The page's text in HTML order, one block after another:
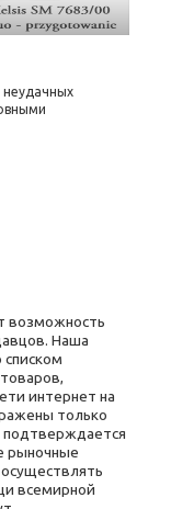
неудачных
возможность
Наша
списком
интернет на
только
подтверждается
рыночные
всемирной